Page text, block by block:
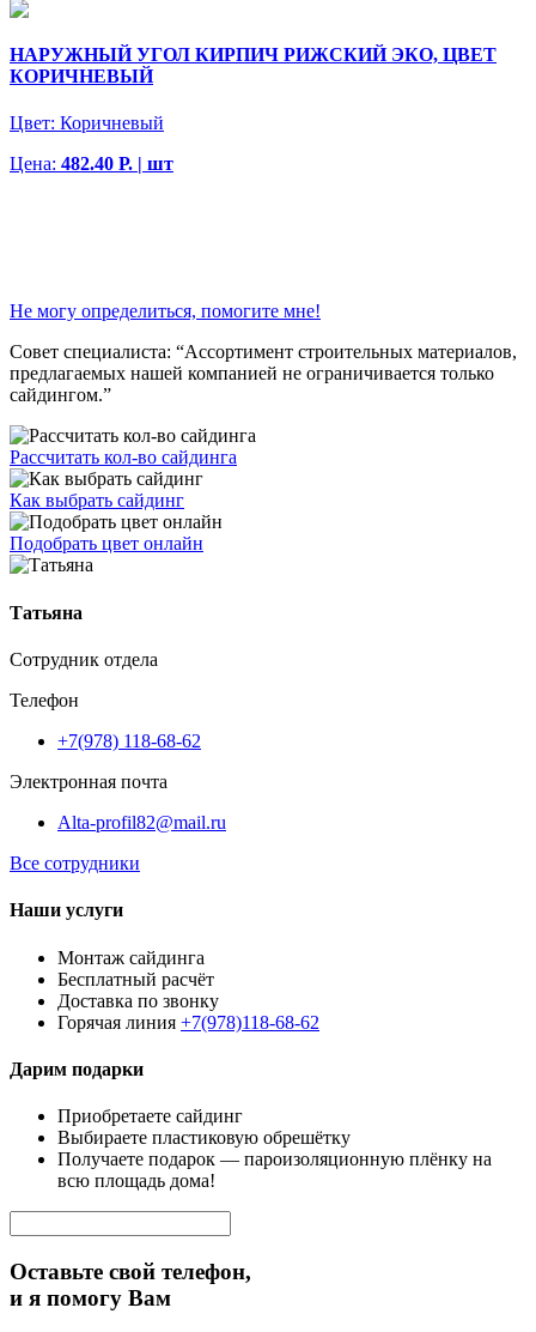
НАРУЖНЫЙ УГОЛ КИРПИЧ РИЖСКИЙ ЭКО, ЦВЕТ
КОРИЧНЕВЫЙ
Цвет: Коричневый
Цена: 482.40 Р. | шт
Не могу определиться, помогите мне!
Совет специалиста: “Ассортимент строительных материалов,
предлагаемых нашей компанией не ограничивается только
сайдингом.”
Рассчитать кол-во сайдинга
Как выбрать сайдинг
Подобрать цвет онлайн
Татьяна
Сотрудник отдела
Телефон
+7(978) 118-68-62
Электронная почта
Alta-profil82@mail.ru
Все сотрудники
Наши услуги
Монтаж сайдинга
Бесплатный расчёт
Доставка по звонку
Горячая линия +7(978)118-68-62
Дарим подарки
Приобретаете сайдинг
Выбираете пластиковую обрешётку
Получаете подарок — пароизоляционную плёнку на
всю площадь дома!
Оставьте свой телефон,
и я помогу Вам